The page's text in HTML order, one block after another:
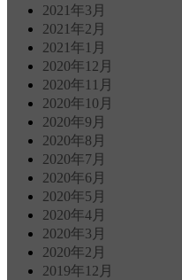
2021年3月
2021年2月
2021年1月
2020年12月
2020年11月
2020年10月
2020年9月
2020年8月
2020年7月
2020年6月
2020年5月
2020年4月
2020年3月
2020年2月
2019年12月